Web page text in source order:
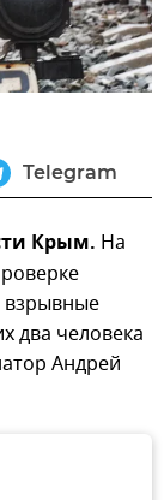
Telegram
Крым. На
два человека
Андрей